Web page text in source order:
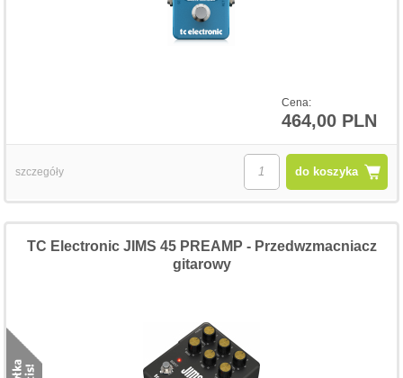
Cena:
464,00 PLN
do koszyka
szczegóły
TC Electronic JIMS 45 PREAMP - Przedwzmacniacz
gitarowy